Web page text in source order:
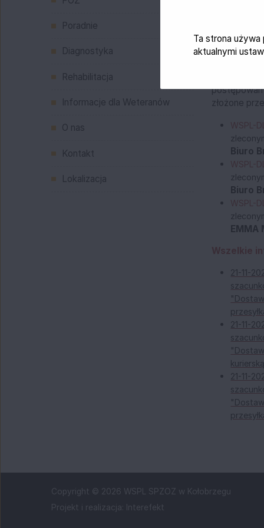
Poradnie
Diagnostyka
Rehabilitacja
Informacje dla Weteranów
O nas
Kontakt
Lokalizacja
03-10-
złożone
Biuro
Biuro
EMMA
21-11-
21-11-
21-11-
Copyright © 2026 WSPL SPZOZ w Kołobrzegu
Projekt i realizacja:
Interefekt
Ta strona
aktualnymi